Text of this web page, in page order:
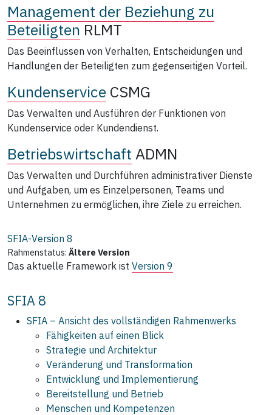
Management der Beziehung zu
Beteiligten RLMT
Das Beeinflussen von Verhalten, Entscheidungen und
Handlungen der Beteiligten zum gegenseitigen Vorteil.
Kundenservice CSMG
Das Verwalten und Ausführen der Funktionen von
Kundenservice oder Kundendienst.
Betriebswirtschaft ADMN
Das Verwalten und Durchführen administrativer Dienste
und Aufgaben, um es Einzelpersonen, Teams und
Unternehmen zu ermöglichen, ihre Ziele zu erreichen.
SFIA-Version 8
Rahmenstatus: Ältere Version
Das aktuelle Framework ist Version 9
SFIA 8
SFIA – Ansicht des vollständigen Rahmenwerks
Fähigkeiten auf einen Blick
Strategie und Architektur
Veränderung und Transformation
Entwicklung und Implementierung
Bereitstellung und Betrieb
Menschen und Kompetenzen